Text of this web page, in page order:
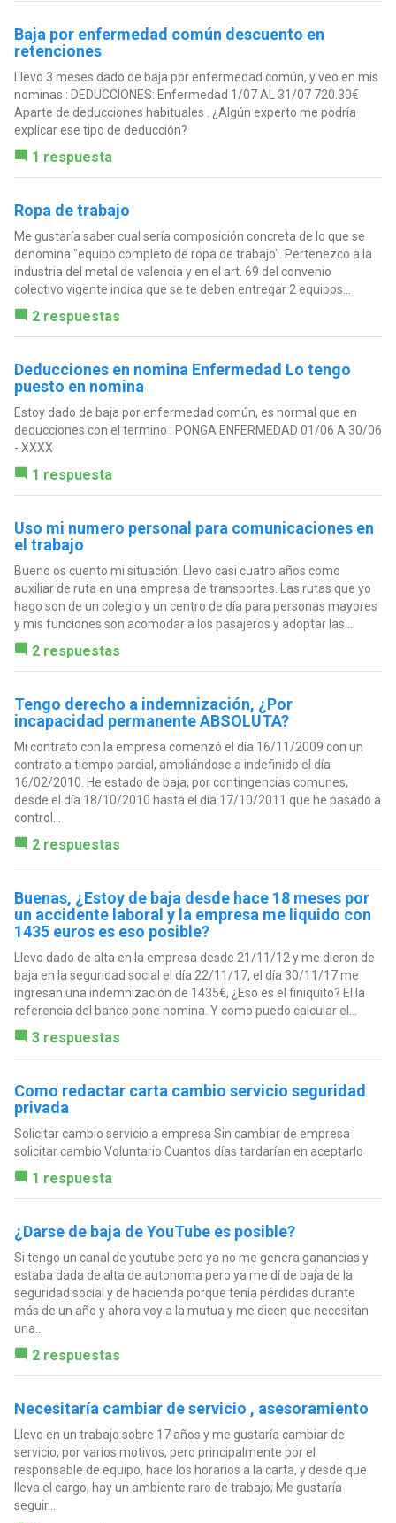
Baja por enfermedad común descuento en
retenciones
Llevo 3 meses dado de baja por enfermedad común, y veo en mis
nominas : DEDUCCIONES: Enfermedad 1/07 AL 31/07 720.30€
Aparte de deducciones habituales . ¿Algún experto me podría
explicar ese tipo de deducción?
1 respuesta
Ropa de trabajo
Me gustaría saber cual sería composición concreta de lo que se
denomina "equipo completo de ropa de trabajo". Pertenezco a la
industria del metal de valencia y en el art. 69 del convenio
colectivo vigente indica que se te deben entregar 2 equipos...
2 respuestas
Deducciones en nomina Enfermedad Lo tengo
puesto en nomina
Estoy dado de baja por enfermedad común, es normal que en
deducciones con el termino : PONGA ENFERMEDAD 01/06 A 30/06
- XXXX
1 respuesta
Uso mi numero personal para comunicaciones en
el trabajo
Bueno os cuento mi situación: Llevo casi cuatro años como
auxiliar de ruta en una empresa de transportes. Las rutas que yo
hago son de un colegio y un centro de día para personas mayores
y mis funciones son acomodar a los pasajeros y adoptar las...
2 respuestas
Tengo derecho a indemnización, ¿Por
incapacidad permanente ABSOLUTA?
Mi contrato con la empresa comenzó el día 16/11/2009 con un
contrato a tiempo parcial, ampliándose a indefinido el día
16/02/2010. He estado de baja, por contingencias comunes,
desde el día 18/10/2010 hasta el día 17/10/2011 que he pasado a
control...
2 respuestas
Buenas, ¿Estoy de baja desde hace 18 meses por
un accidente laboral y la empresa me liquido con
1435 euros es eso posible?
Llevo dado de alta en la empresa desde 21/11/12 y me dieron de
baja en la seguridad social el día 22/11/17, el día 30/11/17 me
ingresan una indemnización de 1435€, ¿Eso es el finiquito? El la
referencia del banco pone nomina. Y como puedo calcular el...
3 respuestas
Como redactar carta cambio servicio seguridad
privada
Solicitar cambio servicio a empresa Sin cambiar de empresa
solicitar cambio Voluntario Cuantos días tardarían en aceptarlo
1 respuesta
¿Darse de baja de YouTube es posible?
Si tengo un canal de youtube pero ya no me genera ganancias y
estaba dada de alta de autonoma pero ya me dí de baja de la
seguridad social y de hacienda porque tenía pérdidas durante
más de un año y ahora voy a la mutua y me dicen que necesitan
una...
2 respuestas
Necesitaría cambiar de servicio , asesoramiento
Llevo en un trabajo sobre 17 años y me gustaría cambiar de
servicio, por varios motivos, pero principalmente por el
responsable de equipo, hace los horarios a la carta, y desde que
lleva el cargo, hay un ambiente raro de trabajo; Me gustaría
seguir...